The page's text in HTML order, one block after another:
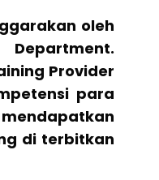
oleh
Provider
para
di terbitkan